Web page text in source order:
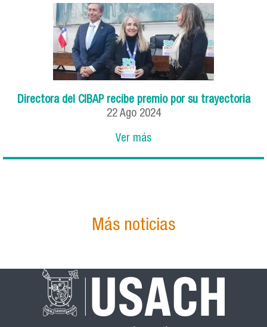
Directora del CIBAP recibe premio por su trayectoria
22 Ago 2024
Ver más
Más noticias